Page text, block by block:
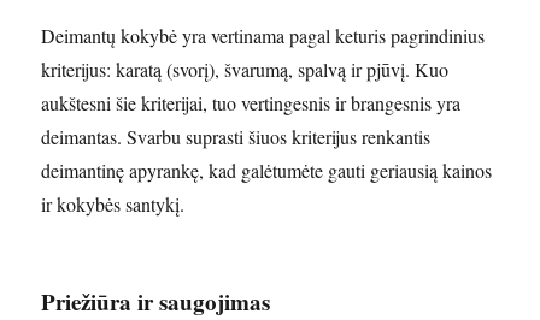
Deimantų kokybė yra vertinama pagal keturis pagrindinius
kriterijus: karatą (svorį), švarumą, spalvą ir pjūvį. Kuo
aukštesni šie kriterijai, tuo vertingesnis ir brangesnis yra
deimantas. Svarbu suprasti šiuos kriterijus renkantis
deimantinę apyrankę, kad galėtumėte gauti geriausią kainos
ir kokybės santykį.
Priežiūra ir saugojimas